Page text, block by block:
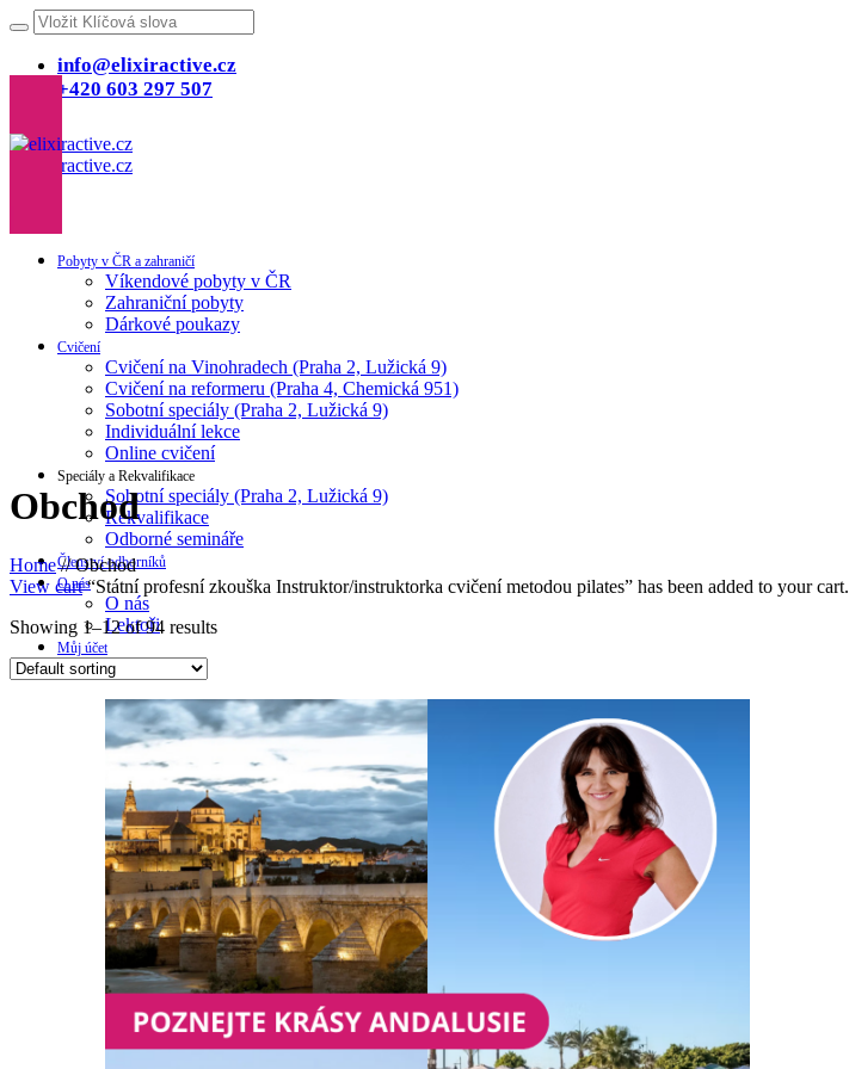
info@elixiractive.cz
+420 603 297 507
Pobyty v ČR a zahraničí
Víkendové pobyty v ČR
Zahraniční pobyty
Dárkové poukazy
Cvičení
Cvičení na Vinohradech (Praha 2, Lužická 9)
Cvičení na reformeru (Praha 4, Chemická 951)
Sobotní speciály (Praha 2, Lužická 9)
Individuální lekce
Online cvičení
Speciály a Rekvalifikace
Sobotní speciály (Praha 2, Lužická 9)
Rekvalifikace
Odborné semináře
Členství odborníků
O nás
O nás
Lektoři
Můj účet
Obchod
Home//Obchod
View cart“Státní profesní zkouška Instruktor/instruktorka cvičení metodou pilates” has been added to your cart.
Showing 1–12 of 94 results